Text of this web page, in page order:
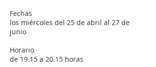
Fechas
los miércoles del 25 de abril al 27 de
junio
Horario
de 19.15 a 20.15 horas